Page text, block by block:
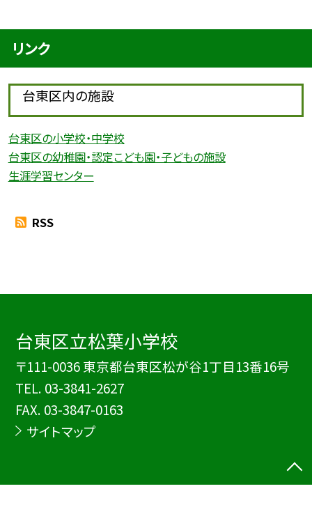
リンク
台東区内の施設
台東区の小学校・中学校
台東区の幼稚園・認定こども園・子どもの施設
生涯学習センター
RSS
台東区立松葉小学校
〒111-0036 東京都台東区松が谷1丁目13番16号
TEL. 03-3841-2627
FAX. 03-3847-0163
サイトマップ